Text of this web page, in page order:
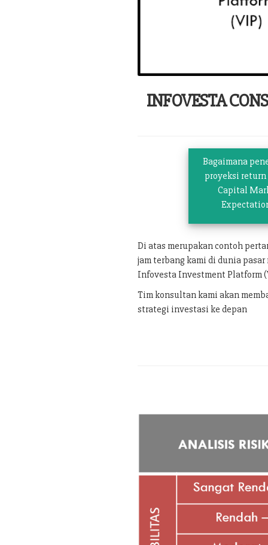
INFOVESTA
Bagaimana
proyeksi return
Capital
Di atas merupakan contoh
jam terbang kami di dunia
Infovesta Investment Platform
Tim konsultan kami akan
strategi investasi ke depan